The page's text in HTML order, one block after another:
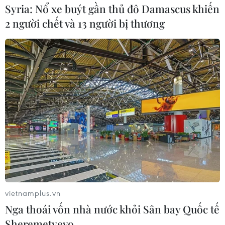
Italy nâng báo động đỏ trên toàn bộ
27 thành phố do nắng nóng kỷ lục
05/08/2026 06:31
Động đất mạnh làm rung chuyển
miền Nam Philippines
05/08/2026 05:29
Điểm hẹn ngắm băng trôi và cá voi ở
Canada
05/08/2026 01:08
Syria: Nổ xe buýt gần thủ đô Damascus khiến
2 người chết và 13 người bị thương
vietnamplus.vn
Nga thoái vốn nhà nước khỏi Sân bay Quốc tế